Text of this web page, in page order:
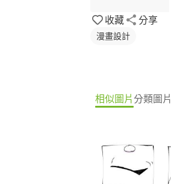
收藏 分享
漫畫設計
相似圖片分類圖片